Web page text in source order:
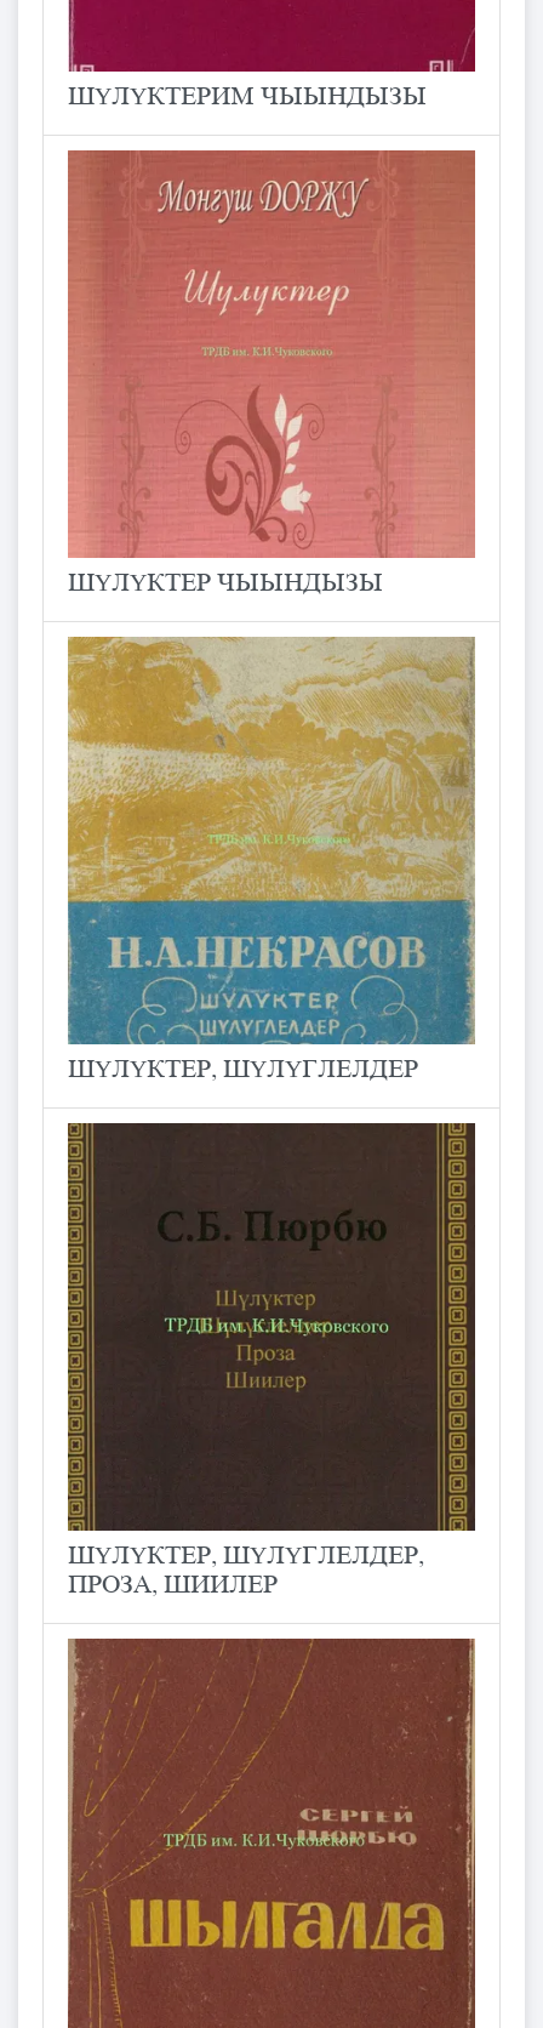
ШҮЛҮКТЕРИМ ЧЫЫНДЫЗЫ
ШҮЛҮКТЕР ЧЫЫНДЫЗЫ
ШҮЛҮКТЕР, ШҮЛҮГЛЕЛДЕР
ШҮЛҮКТЕР, ШҮЛҮГЛЕЛДЕР,
ПРОЗА, ШИИЛЕР